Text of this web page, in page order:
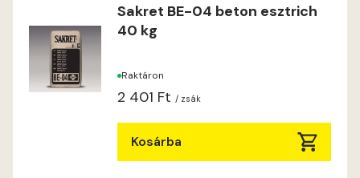
Sakret BE-04 beton esztrich
40 kg
Raktáron
2 401 Ft / zsák
Kosárba